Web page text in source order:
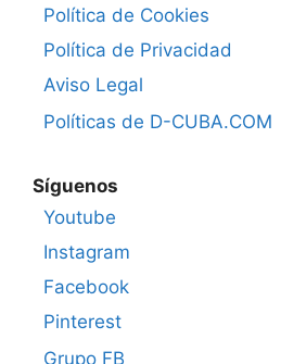
Política de Cookies
Política de Privacidad
Aviso Legal
Políticas de D-CUBA.COM
Síguenos
Youtube
Instagram
Facebook
Pinterest
Grupo FB